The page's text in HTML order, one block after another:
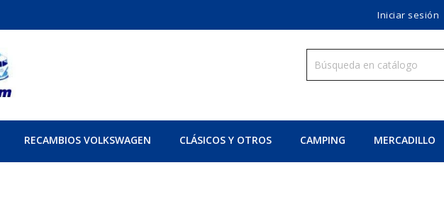
Iniciar sesión
RECAMBIOS VOLKSWAGEN CLÁSICOS Y OTROS CAMPING MERCADILLO